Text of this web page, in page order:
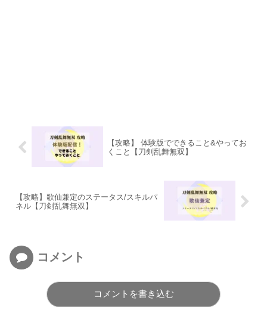
【攻略】 体験版でできること&やってお
くこと【刀剣乱舞無双】
【攻略】歌仙兼定のステータス/スキルパ
ネル【刀剣乱舞無双】
コメント
コメントを書き込む